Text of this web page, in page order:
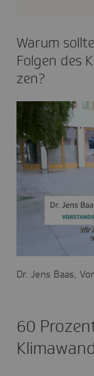
Warum
Folgen des
zen?
Dr. Jens Baas,
60